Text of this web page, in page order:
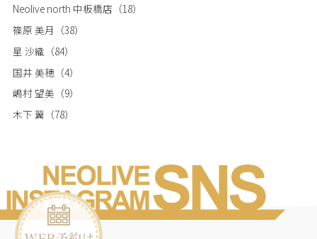
Neolive north 中板橋店 （18）
篠原 美月 （38）
星 沙織 （84）
国井 美穂 （4）
嶋村 望美 （9）
木下 翼 （78）